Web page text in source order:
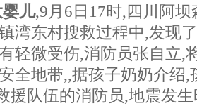
儿,9月6日17时,四川阿
湾东村搜救过程中,发现
轻微受伤,消防员张自立,
全地带,,据孩子奶奶介绍,
援队伍的消防员,地震发